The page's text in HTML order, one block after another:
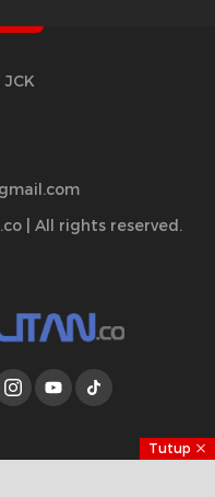
| All rights reserved.
Tutup